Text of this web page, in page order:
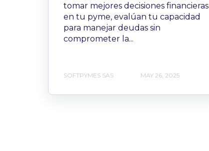
tomar mejores decisiones financieras
en tu pyme, evalúan tu capacidad
para manejar deudas sin
comprometer la...
SOFTPYMES SAS MAY 26, 2025